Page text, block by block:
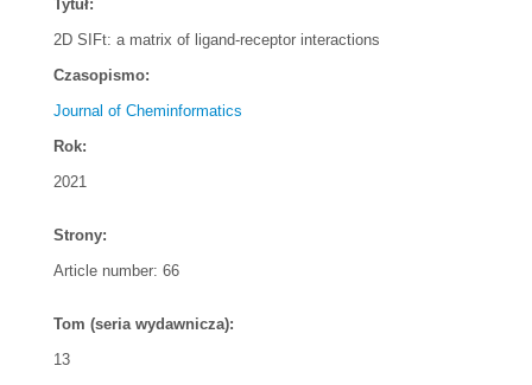
Tytuł:
2D SIFt: a matrix of ligand-receptor interactions
Czasopismo:
Journal of Cheminformatics
Rok:
2021
Strony:
Article number: 66
Tom (seria wydawnicza):
13